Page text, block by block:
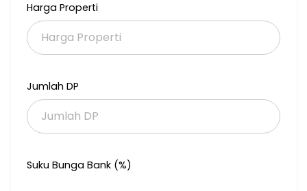
Harga Properti
Jumlah DP
Suku Bunga Bank (%)